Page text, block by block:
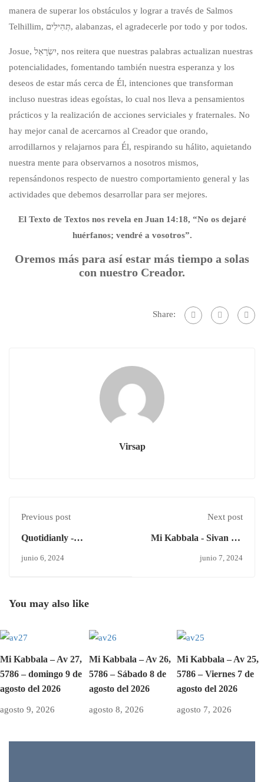
manera de superar los obstáculos y lograr a través de Salmos
Telhillim, תְּהִילִים, alabanzas, el agradecerle por todo y por todos.
Josue, יִשְׂרָאֵל, nos reitera que nuestras palabras actualizan nuestras
potencialidades, fomentando también nuestra esperanza y los
deseos de estar más cerca de Él, intenciones que transforman
incluso nuestras ideas egoístas, lo cual nos lleva a pensamientos
prácticos y la realización de acciones serviciales y fraternales. No
hay mejor canal de acercarnos al Creador que orando,
arrodillarnos y relajarnos para Él, respirando su hálito, aquietando
nuestra mente para observarnos a nosotros mismos,
repensándonos respecto de nuestro comportamiento general y las
actividades que debemos desarrollar para ser mejores.
El Texto de Textos nos revela en Juan 14:18, “No os dejaré
huérfanos; vendré a vosotros”.
Oremos más para así estar más tiempo a solas
con nuestro Creador.
Share:
Virsap
Previous post
Quotidianly -
junio 6, 2024
Next post
Mi Kabbala - Sivan 2 –
junio 7, 2024
You may also like
Mi Kabbala – Av 27,
5786 – domingo 9 de
agosto del 2026
agosto 9, 2026
Mi Kabbala – Av 26,
5786 – Sábado 8 de
agosto del 2026
agosto 8, 2026
Mi Kabbala – Av 25,
5786 – Viernes 7 de
agosto del 2026
agosto 7, 2026